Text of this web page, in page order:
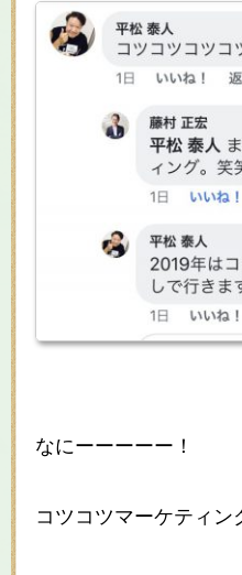
なにーーーーー！
コツコツマーケティン